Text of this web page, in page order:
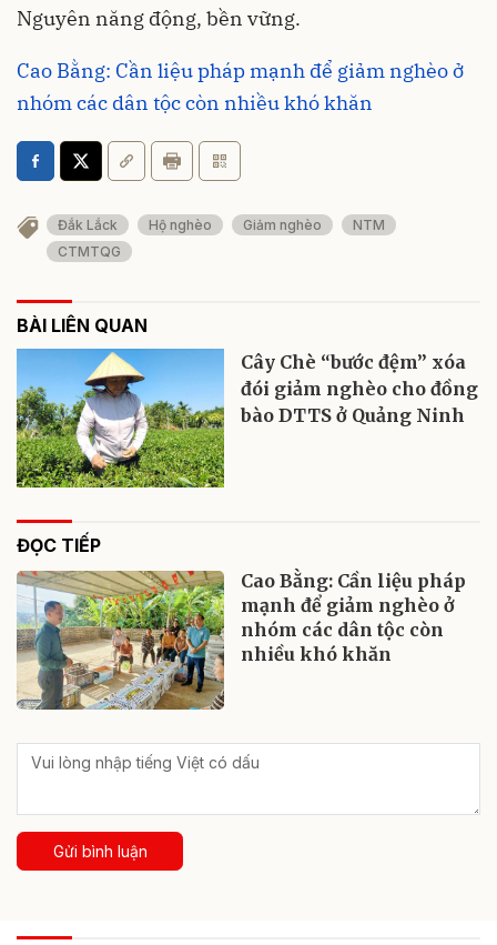
Nguyên năng động, bền vững.
Cao Bằng: Cần liệu pháp mạnh để giảm nghèo ở
nhóm các dân tộc còn nhiều khó khăn
Đắk Lắck Hộ nghèo Giảm nghèo
NTM
CTMTQG
BÀI LIÊN QUAN
Cây Chè “bước đệm” xóa
đói giảm nghèo cho đồng
bào DTTS ở Quảng Ninh
ĐỌC TIẾP
Cao Bằng: Cần liệu pháp
mạnh để giảm nghèo ở
nhóm các dân tộc còn
nhiều khó khăn
Gửi bình luận